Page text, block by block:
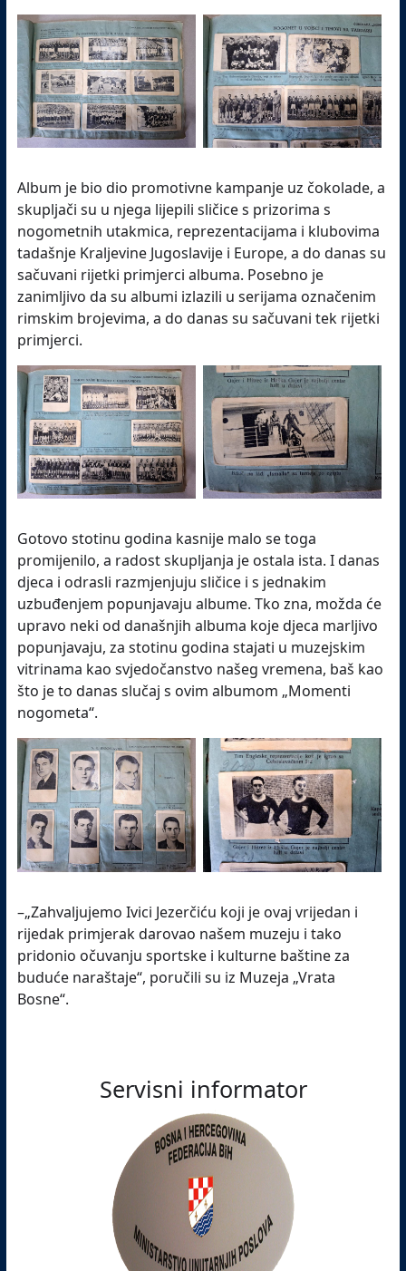
Album je bio dio promotivne kampanje uz čokolade, a
skupljači su u njega lijepili sličice s prizorima s
nogometnih utakmica, reprezentacijama i klubovima
tadašnje Kraljevine Jugoslavije i Europe, a do danas su
sačuvani rijetki primjerci albuma. Posebno je
zanimljivo da su albumi izlazili u serijama označenim
rimskim brojevima, a do danas su sačuvani tek rijetki
primjerci.
Gotovo stotinu godina kasnije malo se toga
promijenilo, a radost skupljanja je ostala ista. I danas
djeca i odrasli razmjenjuju sličice i s jednakim
uzbuđenjem popunjavaju albume. Tko zna, možda će
upravo neki od današnjih albuma koje djeca marljivo
popunjavaju, za stotinu godina stajati u muzejskim
vitrinama kao svjedočanstvo našeg vremena, baš kao
što je to danas slučaj s ovim albumom „Momenti
nogometa“.
–„Zahvaljujemo Ivici Jezerčiću koji je ovaj vrijedan i
rijedak primjerak darovao našem muzeju i tako
pridonio očuvanju sportske i kulturne baštine za
buduće naraštaje“, poručili su iz Muzeja „Vrata
Bosne“.
Servisni informator